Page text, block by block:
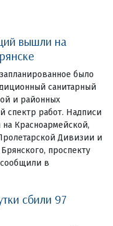
вышли на
было
санитарный
и районных
спектр работ. Надписи
Красноармейской,
Дивизии и
проспекту
в
сбили 97